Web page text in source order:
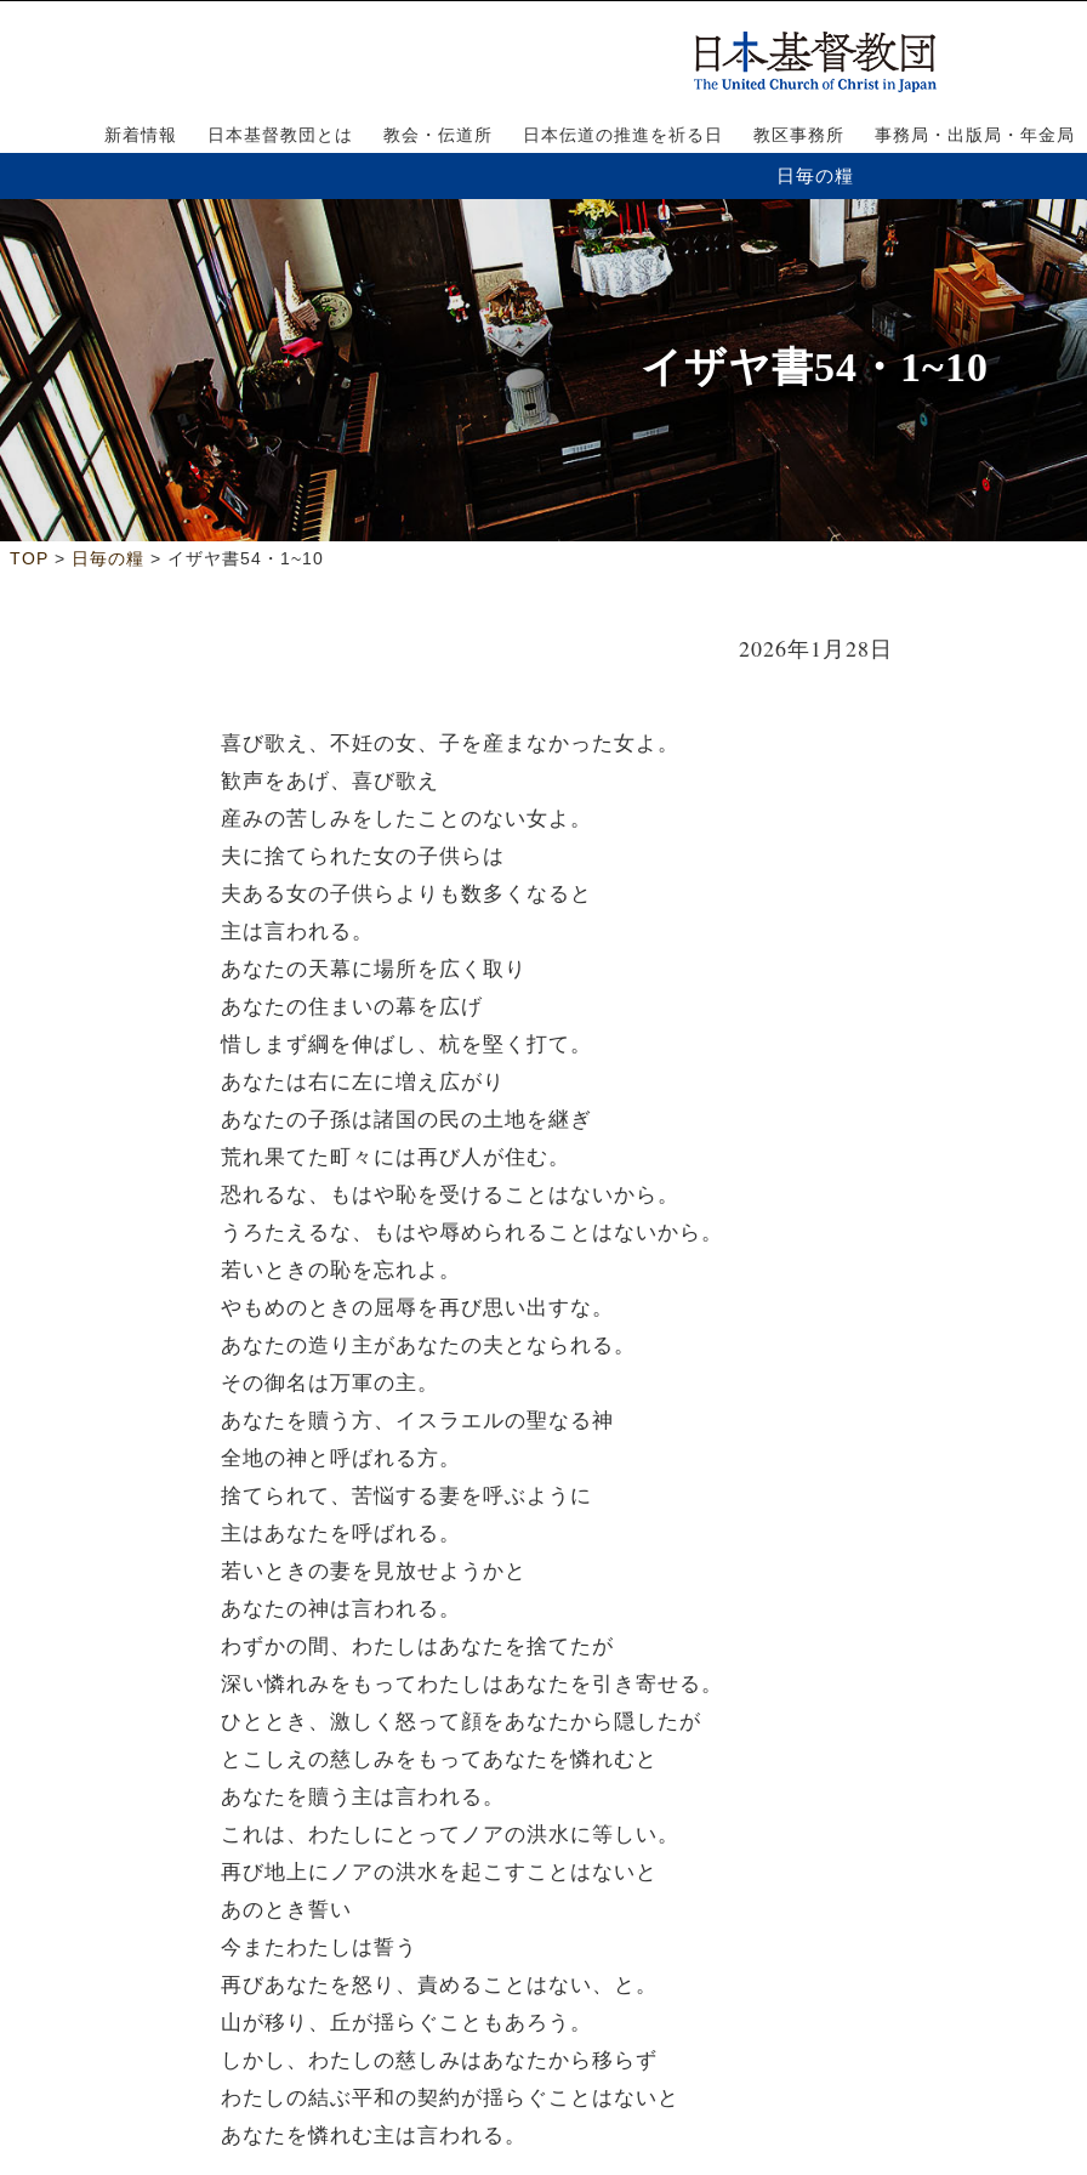
新着情報 日本基督教団とは 教会・伝道所 日本伝道の推進を祈る日 教区事務所 事務局・出版局・年金局
日毎の糧
イザヤ書54・1~10
TOP > 日毎の糧 > イザヤ書54・1~10
2026年1月28日
喜び歌え、不妊の女、子を産まなかった女よ。
歓声をあげ、喜び歌え
産みの苦しみをしたことのない女よ。
夫に捨てられた女の子供らは
夫ある女の子供らよりも数多くなると
主は言われる。
あなたの天幕に場所を広く取り
あなたの住まいの幕を広げ
惜しまず綱を伸ばし、杭を堅く打て。
あなたは右に左に増え広がり
あなたの子孫は諸国の民の土地を継ぎ
荒れ果てた町々には再び人が住む。
恐れるな、もはや恥を受けることはないから。
うろたえるな、もはや辱められることはないから。
若いときの恥を忘れよ。
やもめのときの屈辱を再び思い出すな。
あなたの造り主があなたの夫となられる。
その御名は万軍の主。
あなたを贖う方、イスラエルの聖なる神
全地の神と呼ばれる方。
捨てられて、苦悩する妻を呼ぶように
主はあなたを呼ばれる。
若いときの妻を見放せようかと
あなたの神は言われる。
わずかの間、わたしはあなたを捨てたが
深い憐れみをもってわたしはあなたを引き寄せる。
ひととき、激しく怒って顔をあなたから隠したが
とこしえの慈しみをもってあなたを憐れむと
あなたを贖う主は言われる。
これは、わたしにとってノアの洪水に等しい。
再び地上にノアの洪水を起こすことはないと
あのとき誓い
今またわたしは誓う
再びあなたを怒り、責めることはない、と。
山が移り、丘が揺らぐこともあろう。
しかし、わたしの慈しみはあなたから移らず
わたしの結ぶ平和の契約が揺らぐことはないと
あなたを憐れむ主は言われる。